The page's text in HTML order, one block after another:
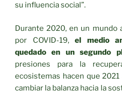
su influencia social”.
Durante 2020, en un mundo
por COVID-19, el medio
quedado en un segundo
presiones para la
ecosistemas hacen que
cambiar la balanza hacia la